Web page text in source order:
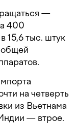
—
400
15,6 тыс. штук
общей
на четверть
из Вьетнама
— втрое.